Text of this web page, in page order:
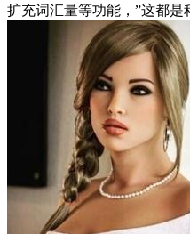
扩充词汇量等功能，”这都是